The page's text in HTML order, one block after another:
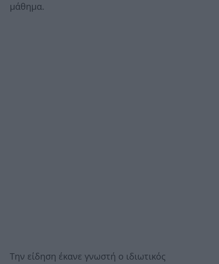
μάθημα.
Την είδηση έκανε γνωστή ο ιδιωτικός